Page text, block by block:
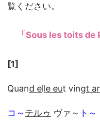
覧ください。
「Sous les toits de
[1]
Quand elle eut vingt
コ～ テルゥ ヴァ～ ト～